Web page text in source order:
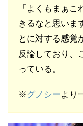
「よくもまぁ
きるなと思いま
とに対する感覚
反論しており、
っている。
※ グノシーより